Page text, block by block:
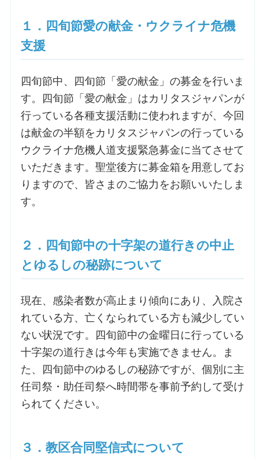
森田神父の講座
シスター中島の講座
教区カテキスタの講座
三田助祭の講座
オルガンメディテーション
お問合せ
ご利用にあたって
交通・アクセス
１．四旬節愛の献金・ウクライナ危機
支援
四旬節中、四旬節「愛の献金」の募金を行いま
す。四旬節「愛の献金」はカリタスジャパンが
行っている各種支援活動に使われますが、今回
は献金の半額をカリタスジャパンの行っている
ウクライナ危機人道支援緊急募金に当てさせて
いただきます。聖堂後方に募金箱を用意してお
りますので、皆さまのご協力をお願いいたしま
す。
２．四旬節中の十字架の道行きの中止
とゆるしの秘跡について
現在、感染者数が高止まり傾向にあり、入院さ
れている方、亡くなられている方も減少してい
ない状況です。四旬節中の金曜日に行っている
十字架の道行きは今年も実施できません。ま
た、四旬節中のゆるしの秘跡ですが、個別に主
任司祭・助任司祭へ時間帯を事前予約して受け
られてください。
３．教区合同堅信式について